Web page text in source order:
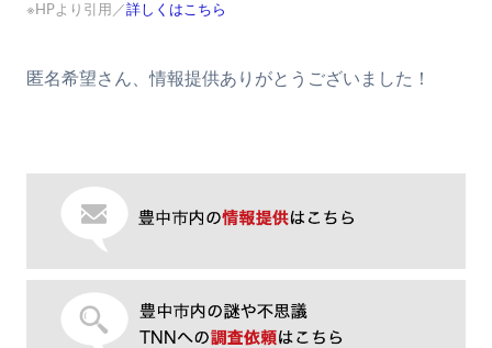
※HPより引用／詳しくはこちら
匿名希望さん、情報提供ありがとうございました！